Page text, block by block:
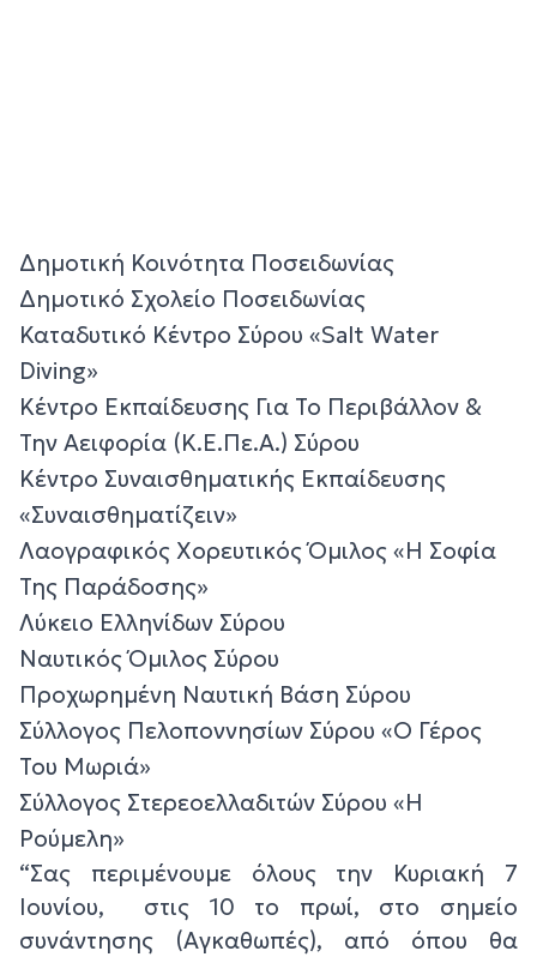
Δημοτική Κοινότητα Ποσειδωνίας
Δημοτικό Σχολείο Ποσειδωνίας
Καταδυτικό Κέντρο Σύρου «Salt Water
Diving»
Κέντρο Εκπαίδευσης Για Το Περιβάλλον &
Την Αειφορία (Κ.Ε.Πε.Α.) Σύρου
Κέντρο Συναισθηματικής Εκπαίδευσης
«Συναισθηματίζειν»
Λαογραφικός Χορευτικός Όμιλος «Η Σοφία
Της Παράδοσης»
Λύκειο Ελληνίδων Σύρου
Ναυτικός Όμιλος Σύρου
Προχωρημένη Ναυτική Βάση Σύρου
Σύλλογος Πελοποννησίων Σύρου «Ο Γέρος
Του Μωριά»
Σύλλογος Στερεοελλαδιτών Σύρου «Η
Ρούμελη»
“Σας περιμένουμε όλους την Κυριακή 7
Ιουνίου, στις 10 το πρωί, στο σημείο
συνάντησης (Αγκαθωπές), από όπου θα